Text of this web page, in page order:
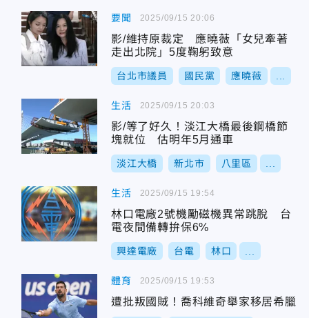
要聞
影/維持原裁定 應曉薇「女兒牽著
走出北院」5度鞠躬致意
台北市議員 國民黨 應曉薇
2025/09/15 20:06
生活
影/等了好久！淡江大橋最後鋼橋節
塊就位 估明年5月通車
淡江大橋 新北市 八里區
2025/09/15 20:03
生活
林口電廠2號機勵磁機異常跳脫 台
電夜間備轉拚保6%
興達電廠 台電 林口
2025/09/15 19:54
體育
遭批叛國賊！喬科維奇舉家移居希臘
2025/09/15 19:53